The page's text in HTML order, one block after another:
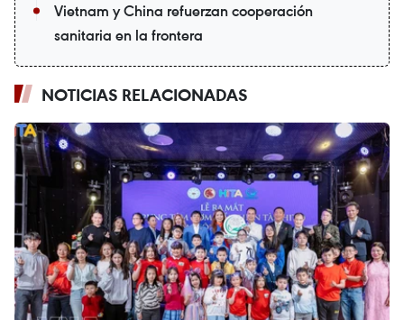
Vietnam y China refuerzan cooperación
sanitaria en la frontera
NOTICIAS RELACIONADAS